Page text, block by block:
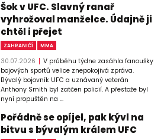
Šok v UFC. Slavný ranař
vyhrožoval manželce. Údajně ji
chtěl i přejet
ZAHRANIČÍ MMA
30.07.2026
V průběhu týdne zasáhla fanoušky
bojových sportů velice znepokojivá zpráva.
Bývalý bojovník UFC a uznávaný veterán
Anthony Smith byl zatčen policií. A přestože byl
nyní propuštěn na ...
Pořádně se opíjel, pak kývl na
bitvu s bývalým králem UFC